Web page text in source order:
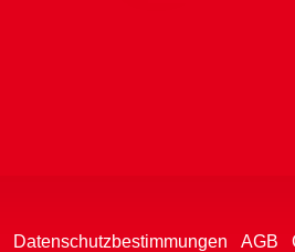
Datenschutzbestimmungen AGB